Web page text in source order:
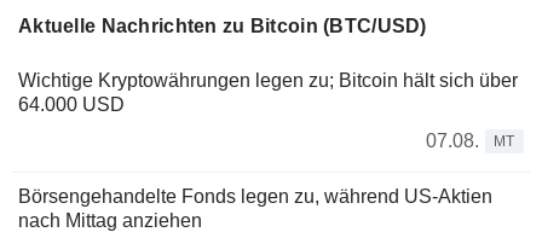
Aktuelle Nachrichten zu Bitcoin (BTC/USD)
Wichtige Kryptowährungen legen zu; Bitcoin hält sich über
64.000 USD
07.08.
MT
Börsengehandelte Fonds legen zu, während US-Aktien
nach Mittag anziehen